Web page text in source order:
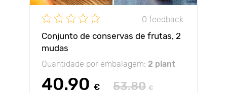
0 feedback
Conjunto de conservas de frutas, 2
mudas
Quantidade por embalagem: 2 plant
40.90 € 53.80 €